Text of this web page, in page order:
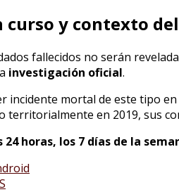
curso y contexto
fallecidos no serán
investigación oficial.
incidente mortal de este tipo
territorialmente en 2019, sus
horas, los 7 días de la